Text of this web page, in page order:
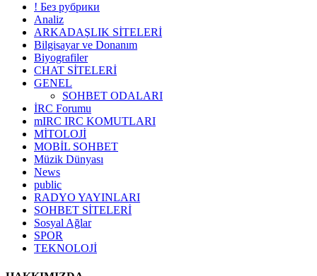
! Без рубрики
Analiz
ARKADAŞLIK SİTELERİ
Bilgisayar ve Donanım
Biyografiler
CHAT SİTELERİ
GENEL
SOHBET ODALARI
İRC Forumu
mIRC IRC KOMUTLARI
MİTOLOJİ
MOBİL SOHBET
Müzik Dünyası
News
public
RADYO YAYINLARI
SOHBET SİTELERİ
Sosyal Ağlar
SPOR
TEKNOLOJİ